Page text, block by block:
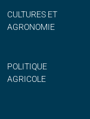
CULTURES ET
AGRONOMIE
POLITIQUE
AGRICOLE